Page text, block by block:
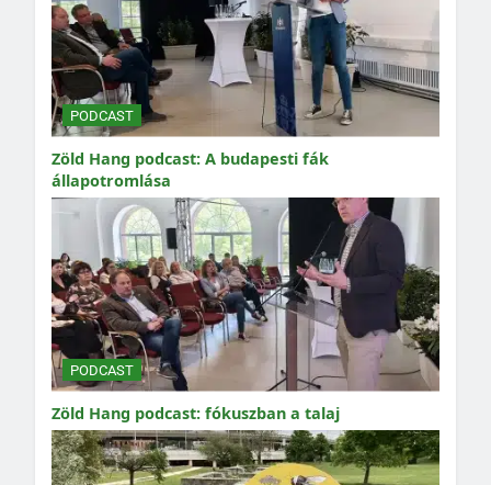
PODCAST
Zöld Hang podcast: A budapesti fák
állapotromlása
PODCAST
Zöld Hang podcast: fókuszban a talaj